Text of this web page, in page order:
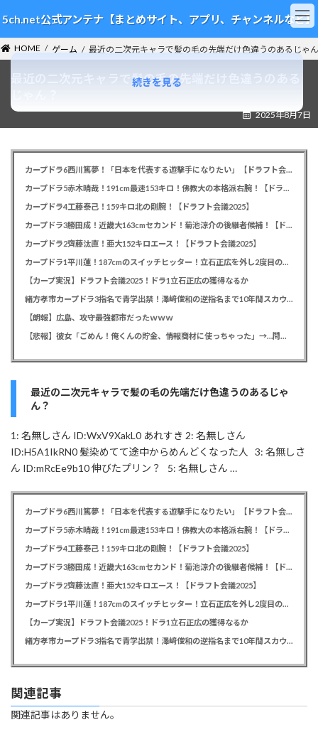
ン
テ
ン
ツ
ビ
ゲ
ー
シ
5ch.net公式アンテナ【まとめサイト、アプリ、チャンネルなど】
HOME ゲーム 最近の二次元キャラで髪の毛の先端だけ色違うのあるじゃ
最近の二次元キャラで髪の毛の先端だけ色違うのある
2025年8月7日
カープドラ6西川篤夢！「日本を代表する遊撃手になりたい」【ドラフト会議2025】
カープドラ5赤木晴哉！191cm最速153キロ！佛教大の本格派右腕！【ドラフト会議2025】
カープドラ4工藤泰己！159キロ北の剛腕！【ドラフト会議2025】
カープドラ3勝田成！近畿大163cmセカンド！菊池涼介の後継者候補！【ドラフト会議2025】
カープドラ2齊藤汰直！亜大152キロエース！【ドラフト会議2025】
カープドラ1平川蓮！187cmのスイッチヒッター！立石正広を外し2度目の重複も新井監督がクジを引き当てる！【ドラフト会議2025】
【カープ実況】ドラフト会議2025！ドラ1立石正広の獲得なるか
緒方孝市カープドラ3指名で青学出禁！澤﨑俊和の逆指名まで10年間スカウト出禁
【朗報】広島、攻守最強都市だったｗｗｗ
【悲報】彼女「ごめん！俺くんの貯金、情報商材に使っちゃった」→…問い詰めたらギャン泣きされたんだが俺が悪いのか？
最近の二次元キャラで髪の毛の先端だけ色違うのあるじゃ
ん？
1: 名無しさん ID:WxV9XakL0 あれすき 2: 名無しさん
ID:H5A1IkRN0 髪染めてて途中からめんどくなった人 3: 名無しさ
ん ID:mRcEe9b10 伸びたプリン？ 5: 名無しさん …
続きを見る
カープドラ6西川篤夢！「日本を代表する遊撃手になりたい」【ドラフト会議2025】
カープドラ5赤木晴哉！191cm最速153キロ！佛教大の本格派右腕！【ドラフト会議2025】
カープドラ4工藤泰己！159キロ北の剛腕！【ドラフト会議2025】
カープドラ3勝田成！近畿大163cmセカンド！菊池涼介の後継者候補！【ドラフト会議2025】
カープドラ2齊藤汰直！亜大152キロエース！【ドラフト会議2025】
カープドラ1平川蓮！187cmのスイッチヒッター！立石正広を外し2度目の重複も新井監督がクジを引き当てる！【ドラフト会議2025】
【カープ実況】ドラフト会議2025！ドラ1立石正広の獲得なるか
緒方孝市カープドラ3指名で青学出禁！澤﨑俊和の逆指名まで10年間スカウト出禁
関連記事
関連記事はありません。